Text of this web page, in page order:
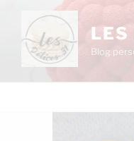
LES
Blog